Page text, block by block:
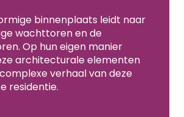
binnenplaats leidt naar
wachttoren en de
Op hun eigen manier
architecturale elementen
verhaal van deze
residentie.